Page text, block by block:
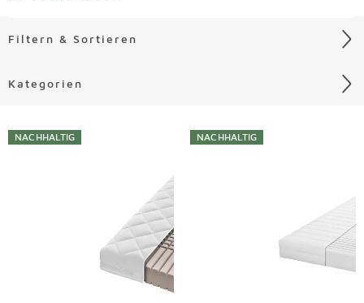
Filtern & Sortieren
Kategorien
NACHHALTIG NACHHALTIG